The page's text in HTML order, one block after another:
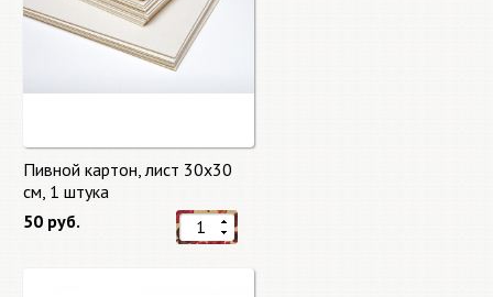
Пивной картон, лист 30х30
cм, 1 штука
50 руб.